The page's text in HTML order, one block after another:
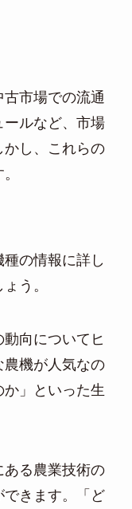
市場での流通
ルなど、市場
し、これらの
の情報に詳し
う。
向についてヒ
農機が人気なの
」といった生
る農業技術の
きます。「ど